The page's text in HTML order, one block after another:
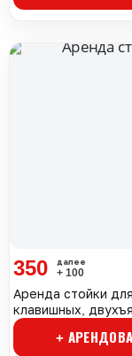
Аренда стойки для
клавишных,
+
350 + 100